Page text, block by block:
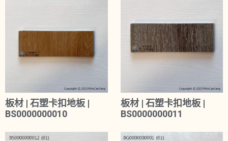
板材 | 石塑卡扣地板 |
BS0000000010
板材 | 石塑卡扣地板 |
BS0000000011